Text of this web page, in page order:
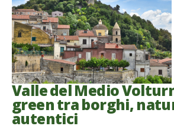
Contatti
Italiano
German
English
Spanish
French
ecohotel
rassegna stampa
Valle del Medio
green tra borghi,
autentici